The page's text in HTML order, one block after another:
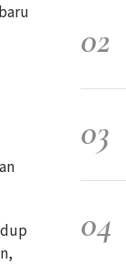
02
03
04